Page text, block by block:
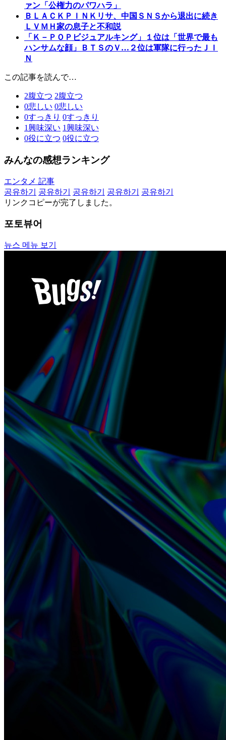
ァン「公権力のパワハラ」
ＢＬＡＣＫＰＩＮＫリサ、中国ＳＮＳから退出に続き
ＬＶＭＨ家の息子と不和説
「Ｋ－ＰＯＰビジュアルキング」１位は「世界で最も
ハンサムな顔」ＢＴＳのＶ…２位は軍隊に行ったＪＩ
Ｎ
この記事を読んで…
2腹立つ 2腹立つ
0悲しい 0悲しい
0すっきり 0すっきり
1興味深い 1興味深い
0役に立つ 0役に立つ
みんなの感想ランキング
エンタメ 記事
공유하기
공유하기 공유하기 공유하기
공유하기
リンクコピーが完了しました。
포토뷰어
뉴스 메뉴 보기